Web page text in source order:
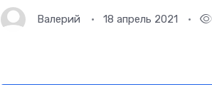
Валерий 18 апрель 2021